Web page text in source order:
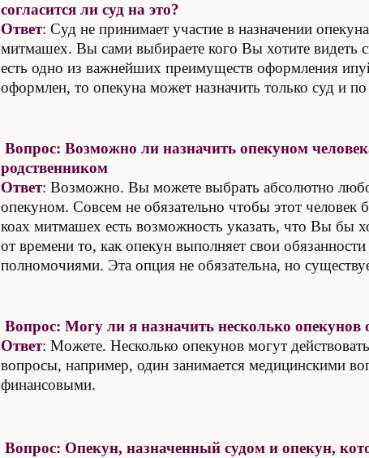
согласится ли суд на это?
Ответ: Суд не принимает участие в назначении
митмашех. Вы сами выбираете кого Вы хотите видеть
есть одно из важнейших преимуществ оформления
оформлен, то опекуна может назначить только суд и
Вопрос: Возможно ли назначить опекуном
родственником
Ответ: Возможно. Вы можете выбрать абсолютно
опекуном. Совсем не обязательно чтобы этот
коах митмашех есть возможность указать, что Вы бы
от времени то, как опекун выполняет свои
полномочиями. Эта опция не обязательна, но
Вопрос: Могу ли я назначить несколько опекунов
Ответ: Можете. Несколько опекунов могут
вопросы, например, один занимается медицинскими
финансовыми.
Вопрос: Опекун, назначенный судом и опекун,